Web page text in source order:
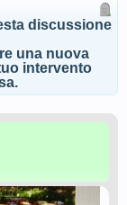
discussione
una nuova
intervento